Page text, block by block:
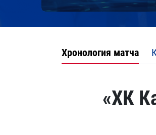
Хронология матча
«ХК